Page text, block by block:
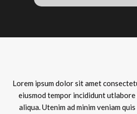
Lorem ipsum dolor sit amet
eiusmod tempor incididunt
aliqua. Utenim ad minim veniam